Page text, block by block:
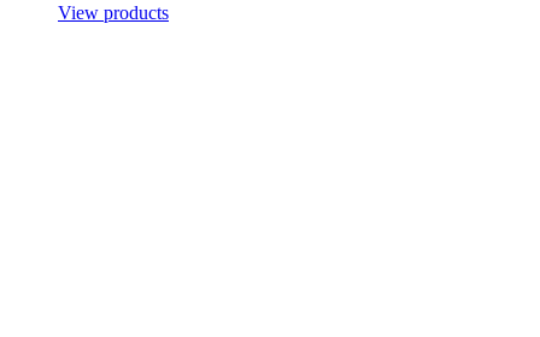
View products